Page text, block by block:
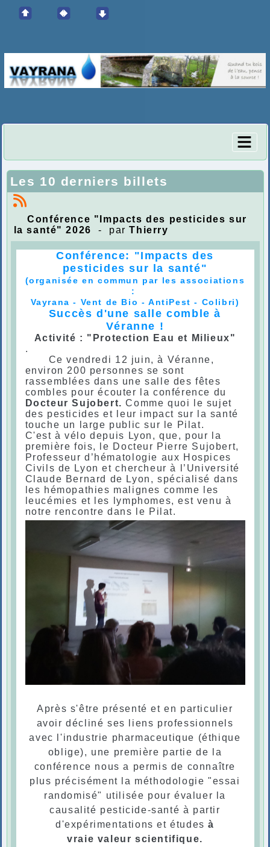
Les 10 derniers billets
Conférence "Impacts des pesticides sur
la santé" 2026
- parThierry
Conférence: "Impacts des
pesticides sur la santé"
(organisée en commun par les associations
:
Vayrana - Vent de Bio - AntiPest - Colibri)
Succès d'une salle comble à
Véranne !
Activité : "Protection Eau et Milieux"
.
Ce vendredi 12 juin, à Véranne,
environ 200 personnes se sont
rassemblées dans une salle des fêtes
combles pour écouter la conférence du
Docteur Sujobert. Comme quoi le sujet
des pesticides et leur impact sur la santé
touche un large public sur le Pilat.
C'est à vélo depuis Lyon, que, pour la
première fois, le Docteur Pierre Sujobert,
Professeur d’hématologie aux Hospices
Civils de Lyon et chercheur à l’Université
Claude Bernard de Lyon, spécialisé dans
les hémopathies malignes comme les
leucémies et les lymphomes, est venu à
notre rencontre dans le Pilat.
Après s'être présenté et en particulier
avoir décliné ses liens professionnels
avec l'industrie pharmaceutique (éthique
oblige), une première partie de la
conférence nous a permis de connaître
plus précisément la méthodologie "essai
randomisé" utilisée pour évaluer la
causalité pesticide-santé à partir
d'expérimentations et étudesà
vraie valeur scientifique.